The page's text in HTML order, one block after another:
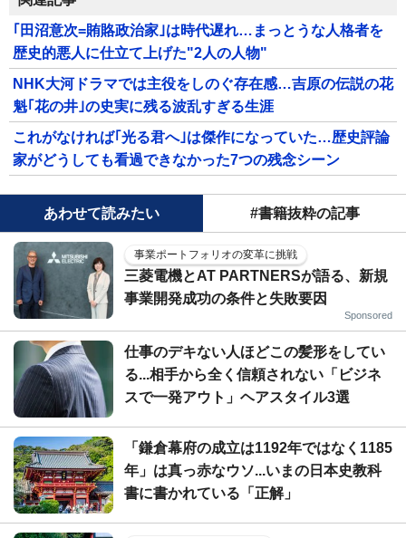
｢田沼意次=賄賂政治家｣は時代遅れ…まっとうな人格者を
歴史的悪人に仕立て上げた"2人の人物"
NHK大河ドラマでは主役をしのぐ存在感…吉原の伝説の花
魁｢花の井｣の史実に残る波乱すぎる生涯
これがなければ｢光る君へ｣は傑作になっていた…歴史評論
家がどうしても看過できなかった7つの残念シーン
あわせて読みたい #書籍抜粋の記事
事業ポートフォリオの変革に挑戦
三菱電機とAT PARTNERSが語る、新規
事業開発成功の条件と失敗要因
Sponsored
仕事のデキない人ほどこの髪形をしてい
る...相手から全く信頼されない「ビジネ
スで一発アウト」ヘアスタイル3選
「鎌倉幕府の成立は1192年ではなく1185
年」は真っ赤なウソ...いまの日本史教科
書に書かれている「正解」